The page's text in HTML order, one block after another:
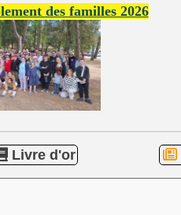
des familles 2026
Livre d'or